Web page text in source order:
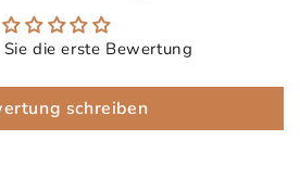
die erste Bewertung
schreiben